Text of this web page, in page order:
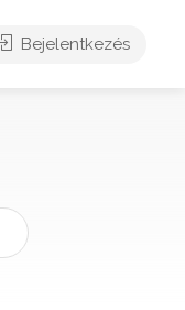
Bejelentkezés